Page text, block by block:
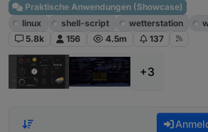
Praktische Anwendungen (Showcase)
linux
shell-script wetterstation
5.8k
156 4.5m 137
+3